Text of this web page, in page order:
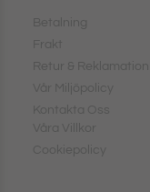
Betalning
Frakt
Retur & Reklamation
Vår Miljöpolicy
Kontakta Oss
Våra Villkor
Cookiepolicy